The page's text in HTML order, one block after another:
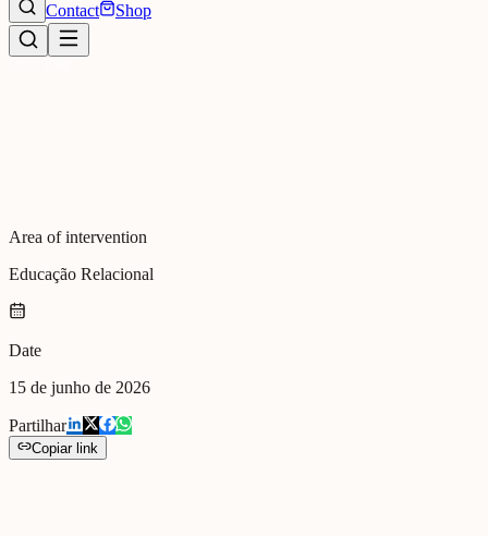
Contact Shop
Area of intervention
Educação Relacional
Date
15 de junho de 2026
Partilhar
Copiar link